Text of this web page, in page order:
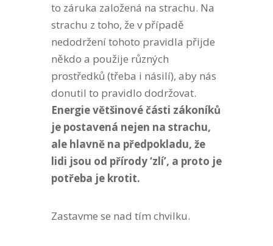
to záruka založená na strachu. Na
strachu z toho, že v případě
nedodržení tohoto pravidla přijde
někdo a použije různých
prostředků (třeba i násilí), aby nás
donutil to pravidlo dodržovat.
Energie většinové části zákoníků
je postavená nejen na strachu,
ale hlavně na předpokladu, že
lidi jsou od přírody ‘zlí’, a proto je
potřeba je krotit.
Zastavme se nad tím chvilku.